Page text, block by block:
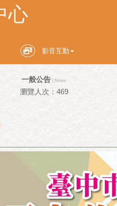
影音互動
一般公告 | News
瀏覽人次：469